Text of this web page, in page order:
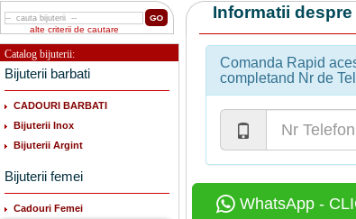
alte criterii de cautare
Catalog bijuterii:
Bijuterii barbati
CADOURI BARBATI
Bijuterii Inox
Bijuterii Argint
Bijuterii femei
Cadouri Femei
Informatii
Comanda Rapid
completand Nr de
WhatsApp -